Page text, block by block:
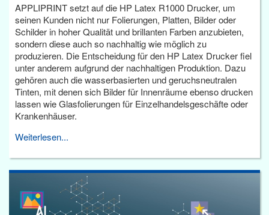
APPLIPRINT setzt auf die HP Latex R1000 Drucker, um
seinen Kunden nicht nur Folierungen, Platten, Bilder oder
Schilder in hoher Qualität und brillanten Farben anzubieten,
sondern diese auch so nachhaltig wie möglich zu
produzieren. Die Entscheidung für den HP Latex Drucker fiel
unter anderem aufgrund der nachhaltigen Produktion. Dazu
gehören auch die wasserbasierten und geruchsneutralen
Tinten, mit denen sich Bilder für Innenräume ebenso drucken
lassen wie Glasfolierungen für Einzelhandelsgeschäfte oder
Krankenhäuser.
Weiterlesen...